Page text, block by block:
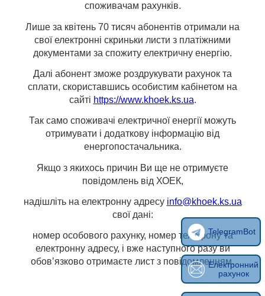
споживачам рахунків.
Лише за квітень 70 тисяч абонентів отримали на
свої електронні скриньки листи з платіжними
документами за спожиту електричну енергію.
Далі абонент зможе роздрукувати рахунок та
сплати, скориставшись особистим кабінетом на
сайті https://www.khoek.ks.ua.
Так само споживачі електричної енергії можуть
отримувати і додаткову інформацію від
енергопостачальника.
Якщо з якихось причин Ви ще не отримуєте
повідомлень від ХОЕК,
надішліть на електронну адресу info@khoek.ks.ua
свої дані:
номер особового рахунку, номер телефону та
електронну адресу, і вже наступного разу ви
обов’язково отримаєте лист з повідомленням.
TelegramBot
Електронний
рахунок